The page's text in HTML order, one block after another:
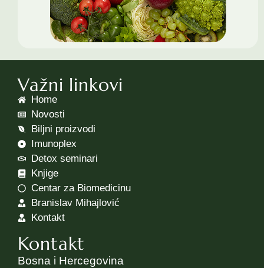
Važni linkovi
Home
Novosti
Biljni proizvodi
Imunoplex
Detox seminari
Knjige
Centar za Biomedicinu
Branislav Mihajlović
Kontakt
Kontakt
Bosna i Hercegovina